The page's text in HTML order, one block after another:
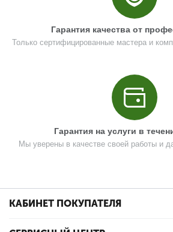
Гарантия качества от
Только сертифицированные мастера и
Гарантия на услуги в
Мы уверены в качестве своей работы и
КАБИНЕТ ПОКУПАТЕЛЯ